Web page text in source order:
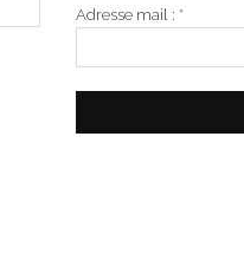
Adresse mail : *